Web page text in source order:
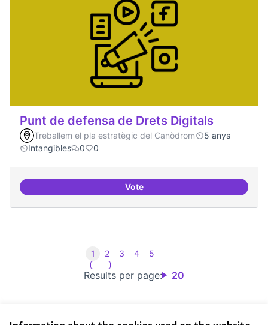
Punt de defensa de Drets Digitals
Treballem el pla estratègic del Canòdrom
5 anys
Intangibles
0 0
VotePunt de defensa de Drets Digitals
Results per page: 20
1 2 3 4 5